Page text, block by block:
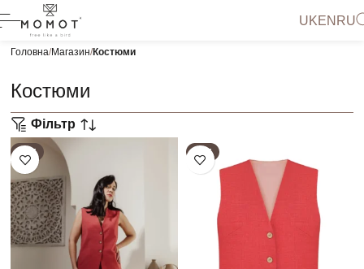
UKEN RU
Головна Магазин Костюми
Костюми
Фільтр
HOT HOT